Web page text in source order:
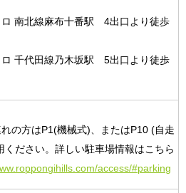
ロ 南北線麻布十番駅 4出口より徒歩
ロ 千代田線乃木坂駅 5出口より徒歩
の方はP1(機械式)、またはP10 (自走
ください。詳しい駐車場情報はこちら
access/#parking